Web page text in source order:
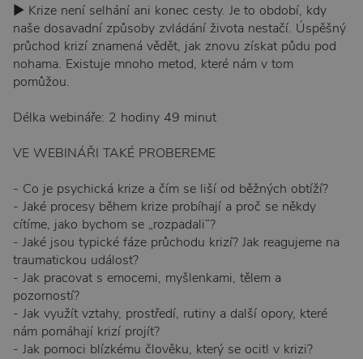
▶︎ Krize není selhání ani konec cesty. Je to období, kdy
naše dosavadní způsoby zvládání života nestačí. Úspěšný
průchod krizí znamená vědět, jak znovu získat půdu pod
nohama. Existuje mnoho metod, které nám v tom
pomůžou.
Délka webináře: 2 hodiny 49 minut
VE WEBINÁŘI TAKÉ PROBEREME
- Co je psychická krize a čím se liší od běžných obtíží?
- Jaké procesy během krize probíhají a proč se někdy
cítíme, jako bychom se „rozpadali“?
- Jaké jsou typické fáze průchodu krizí? Jak reagujeme na
traumatickou událost?
- Jak pracovat s emocemi, myšlenkami, tělem a
pozorností?
- Jak využít vztahy, prostředí, rutiny a další opory, které
nám pomáhají krizí projít?
- Jak pomoci blízkému člověku, který se ocitl v krizi?